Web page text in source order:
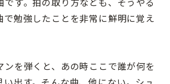
で勉強したことを非常に鮮明に覚え
を弾くと、あの時ここで誰が何を